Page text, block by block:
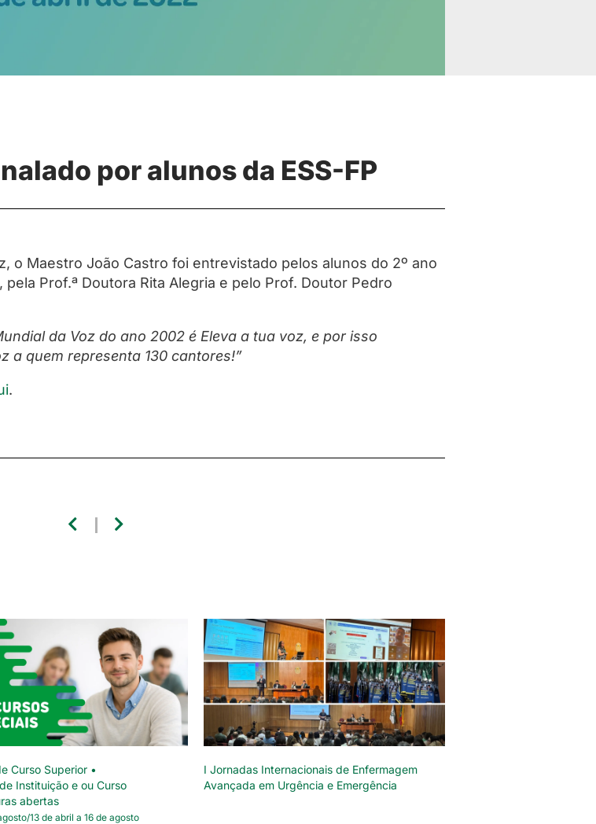
por alunos da ESS-FP
o Maestro João Castro foi entrevistado pelos alunos do 2º ano
, pela Prof.ª Doutora Rita Alegria e pelo Prof. Doutor Pedro
da Voz do ano 2002 é Eleva a tua voz, e por isso
a quem representa 130 cantores!”
.
Curso Superior •
Instituição e ou Curso
abertas
13 de abril a 16 de agosto
I Jornadas Internacionais de Enfermagem
Avançada em Urgência e Emergência